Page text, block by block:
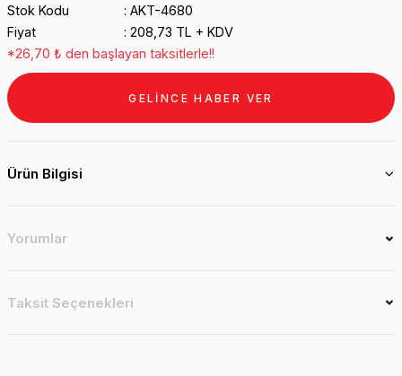
Stok Kodu
AKT-4680
Fiyat
208,73 TL + KDV
*26,70 ₺ den başlayan taksitlerle!!
GELİNCE HABER VER
Ürün Bilgisi
Yorumlar
Taksit Seçenekleri